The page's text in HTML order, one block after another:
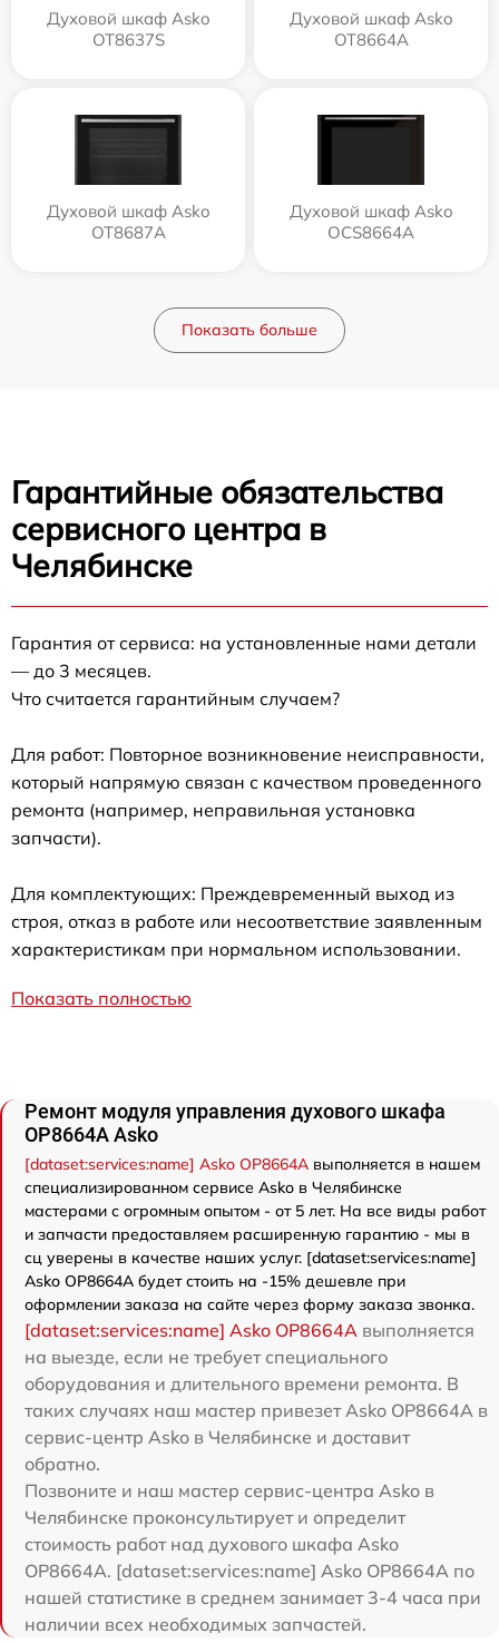
Духовой шкаф Asko
OT8637S
Духовой шкаф Asko
OT8664A
Духовой шкаф Asko
OT8687A
Духовой шкаф Asko
OCS8664A
Показать больше
Гарантийные обязательства
сервисного центра в
Челябинске
Гарантия от сервиса: на установленные нами детали
— до 3 месяцев.
Что считается гарантийным случаем?
Для работ: Повторное возникновение неисправности,
который напрямую связан с качеством проведенного
ремонта (например, неправильная установка
запчасти).
Для комплектующих: Преждевременный выход из
строя, отказ в работе или несоответствие заявленным
характеристикам при нормальном использовании.
Показать полностью
Ремонт модуля управления духового шкафа
OP8664A Asko
[dataset:services:name] Asko OP8664A выполняется в нашем
специализированном сервисе Asko в Челябинске
мастерами с огромным опытом - от 5 лет. На все виды работ
и запчасти предоставляем расширенную гарантию - мы в
сц уверены в качестве наших услуг. [dataset:services:name]
Asko OP8664A будет стоить на -15% дешевле при
оформлении заказа на сайте через форму заказа звонка.
[dataset:services:name] Asko OP8664A выполняется
на выезде, если не требует специального
оборудования и длительного времени ремонта. В
таких случаях наш мастер привезет Asko OP8664A в
сервис-центр Asko в Челябинске и доставит
обратно.
Позвоните и наш мастер сервис-центра Asko в
Челябинске проконсультирует и определит
стоимость работ над духового шкафа Asko
OP8664A. [dataset:services:name] Asko OP8664A по
нашей статистике в среднем занимает 3-4 часа при
наличии всех необходимых запчастей.